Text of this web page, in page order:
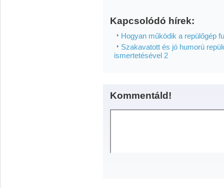
Kapcsolódó hírek:
Hogyan működik a repülőgép
Szakavatott és jó humorú
ismertetésével 2
Kommentáld!